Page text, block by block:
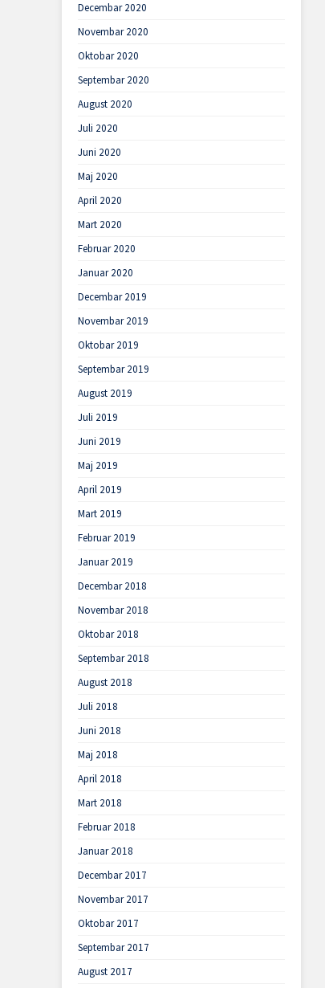
Decembar 2020
Novembar 2020
Oktobar 2020
Septembar 2020
August 2020
Juli 2020
Juni 2020
Maj 2020
April 2020
Mart 2020
Februar 2020
Januar 2020
Decembar 2019
Novembar 2019
Oktobar 2019
Septembar 2019
August 2019
Juli 2019
Juni 2019
Maj 2019
April 2019
Mart 2019
Februar 2019
Januar 2019
Decembar 2018
Novembar 2018
Oktobar 2018
Septembar 2018
August 2018
Juli 2018
Juni 2018
Maj 2018
April 2018
Mart 2018
Februar 2018
Januar 2018
Decembar 2017
Novembar 2017
Oktobar 2017
Septembar 2017
August 2017